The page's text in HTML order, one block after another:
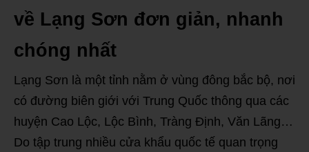
về Lạng Sơn đơn giản, nhanh
chóng nhất
Lạng Sơn là một tỉnh nằm ở vùng đông bắc bộ, nơi
có đường biên giới với Trung Quốc thông qua các
huyện Cao Lộc, Lộc Bình, Tràng Định, Văn Lãng…
Do tập trung nhiều cửa khẩu quốc tế quan trọng